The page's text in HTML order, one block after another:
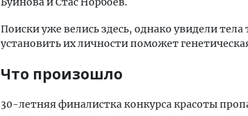
Поиски уже велись здесь, однако увидели
установить их личности поможет
Что произошло
30-летняя финалистка конкурса красоты